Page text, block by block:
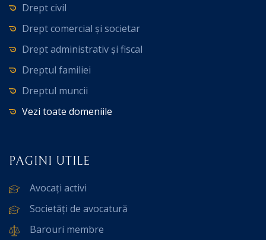
Drept civil
Drept comercial și societar
Drept administrativ și fiscal
Dreptul familiei
Dreptul muncii
Vezi toate domeniile
PAGINI UTILE
Avocați activi
Societăți de avocatură
Barouri membre